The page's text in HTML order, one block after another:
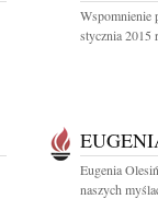
Wspomnienie
stycznia 2015
Eugenia
naszych